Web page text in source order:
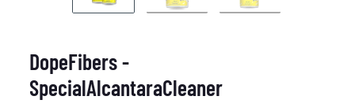
DopeFibers -
SpecialAlcantaraCleaner